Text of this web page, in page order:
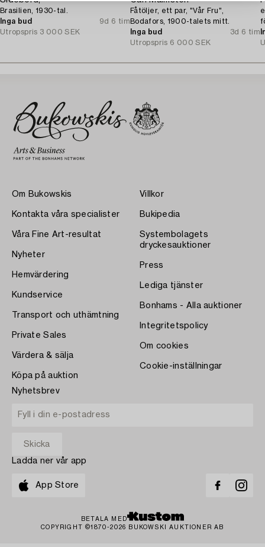
Brasilien, 1930-tal.
Inga bud
9d 6 tim
Utropspris 3 000 SEK
Fåtöljer, ett par, "Vår Fru",
Bodafors, 1900-talets mitt.
Inga bud
3d 6 tim
Utropspris 6 000 SEK
Om Bukowskis
Kontakta våra specialister
Våra Fine Art-resultat
Nyheter
Hemvärdering
Kundservice
Transport och uthämtning
Private Sales
Värdera & sälja
Köpa på auktion
Villkor
Bukipedia
Systembolagets
dryckesauktioner
Press
Lediga tjänster
Bonhams - Alla auktioner
Integritetspolicy
Om cookies
Cookie-inställningar
Nyhetsbrev
Ladda ner vår app
App Store
BETALA MED
COPYRIGHT ©1870-2026 BUKOWSKI AUKTIONER AB